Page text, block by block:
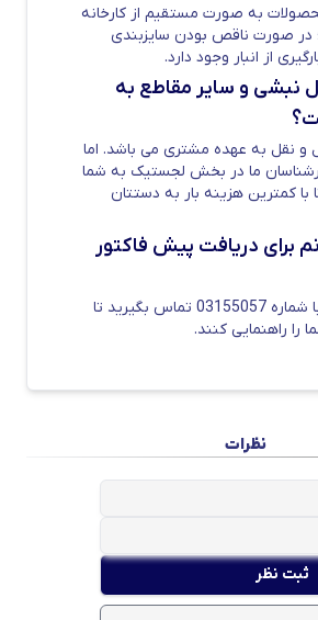
قیمت نبشی آریان فولاد امروز
برای محاسبه وزن نبشی به صورت
”
جدول وزن نبشی ” مراجعه
یکی از مهم‌ترین شاخص‌ها
مشخصی در زمینه وزن و
مقادیر استاندارد نزدیک‌تر باشند،
فولاد نیز دقیقاً بر پایه این
به صورت مستقیم از کارخانه
در صورت ناقص بودن سایزبندی
از انبار وجود دارد.
نبشی و سایر مقاطع به
و نقل به عهده مشتری می باشد. اما
ما در بخش لجستیک به شما
کمترین هزینه بار به دستتان
برای دریافت پیش فاکتور
شما می توانید با شماره 03155057 تماس بگیرید تا
را راهنمایی کنند.
نظرات
ثبت نظر